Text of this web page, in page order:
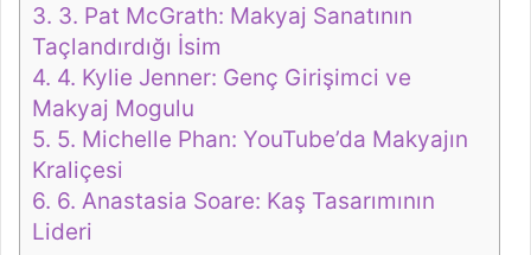
3. 3. Pat McGrath: Makyaj Sanatının
Taçlandırdığı İsim
4. 4. Kylie Jenner: Genç Girişimci ve
Makyaj Mogulu
5. 5. Michelle Phan: YouTube’da Makyajın
Kraliçesi
6. 6. Anastasia Soare: Kaş Tasarımının
Lideri